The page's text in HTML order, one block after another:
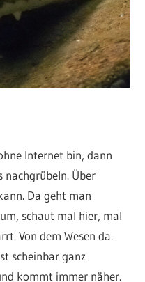
Internet bin, dann
Über
Da geht man
schaut mal hier, mal
Von dem Wesen da.
scheinbar ganz
kommt immer näher.